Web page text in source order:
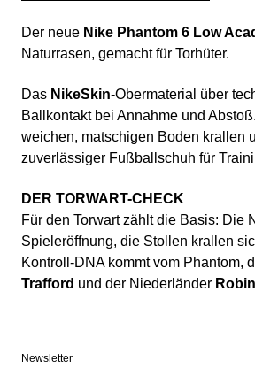
Der neue Nike Phantom 6 Low
Naturrasen, gemacht für Torhüter.
Das NikeSkin-Obermaterial über
Ballkontakt bei Annahme und
weichen, matschigen Boden krallen
zuverlässiger Fußballschuh für
DER TORWART-CHECK
Für den Torwart zählt die Basis: Die
Spieleröffnung, die Stollen krallen
Kontroll-DNA kommt vom Phantom,
Trafford und der Niederländer
Newsletter